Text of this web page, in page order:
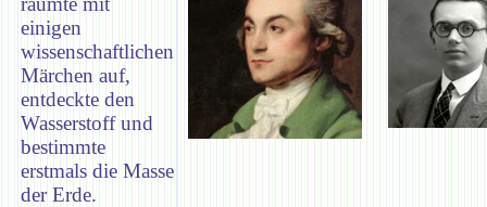
einigen
wissenschaftlichen
Märchen auf,
entdeckte den
Wasserstoff und
bestimmte
erstmals die Masse
der Erde.